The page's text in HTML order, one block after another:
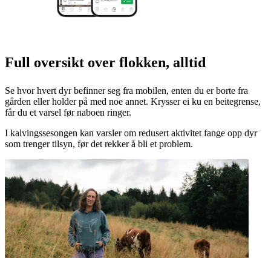
Full oversikt over flokken, alltid
Se hvor hvert dyr befinner seg fra mobilen, enten du er borte fra
gården eller holder på med noe annet. Krysser ei ku en beitegrense,
får du et varsel før naboen ringer.
I kalvingssesongen kan varsler om redusert aktivitet fange opp dyr
som trenger tilsyn, før det rekker å bli et problem.